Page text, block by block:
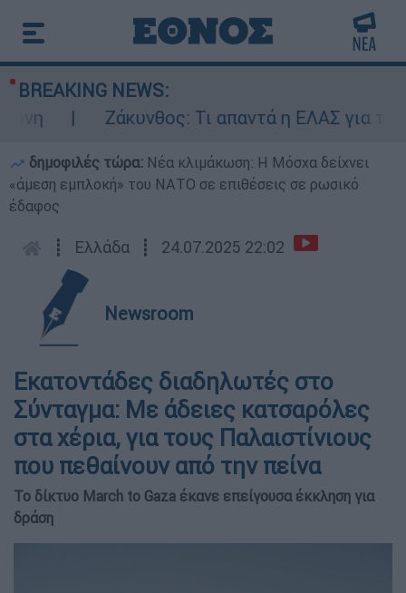
BREAKING NEWS:
Ζάκυνθος: Τι απαντά η ΕΛΑΣ για τους
δημοφιλές τώρα: Νέα κλιμάκωση: Η Μόσχα δείχνει
«άμεση εμπλοκή» του ΝΑΤΟ σε επιθέσεις σε ρωσικό
έδαφος
┋ Ελλάδα ┋ 24.07.2025 22:02
Newsroom
Εκατοντάδες διαδηλωτές στο
Σύνταγμα: Με άδειες κατσαρόλες
στα χέρια, για τους Παλαιστίνιους
που πεθαίνουν από την πείνα
Το δίκτυο March to Gaza έκανε επείγουσα έκκληση για
δράση